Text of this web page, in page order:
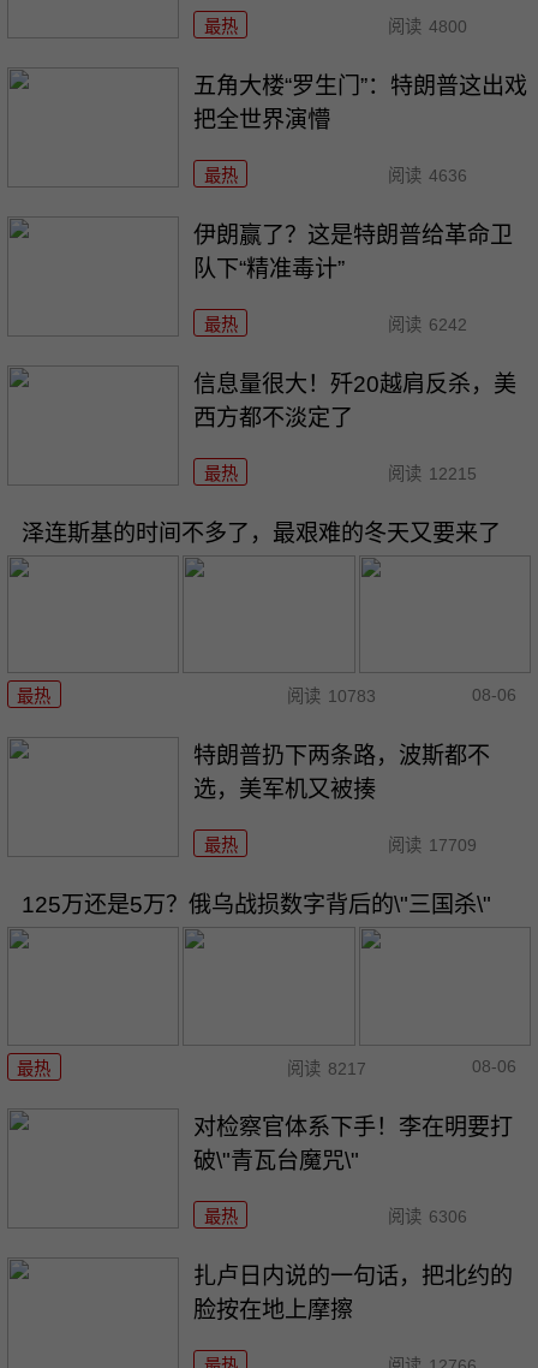
最热 阅读 4800
五角大楼“罗生门”：特朗普这出戏
把全世界演懵
最热 阅读 4636
伊朗赢了？这是特朗普给革命卫
队下“精准毒计”
最热 阅读 6242
信息量很大！歼20越肩反杀，美
西方都不淡定了
最热 阅读 12215
泽连斯基的时间不多了，最艰难的冬天又要来了
最热 阅读 10783 08-06
特朗普扔下两条路，波斯都不
选，美军机又被揍
最热 阅读 17709
125万还是5万？俄乌战损数字背后的\"三国杀\"
最热 阅读 8217 08-06
对检察官体系下手！李在明要打
破\"青瓦台魔咒\"
最热 阅读 6306
扎卢日内说的一句话，把北约的
脸按在地上摩擦